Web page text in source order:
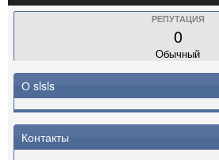
РЕПУТАЦИЯ
0
Обычный
О slsls
Контакты